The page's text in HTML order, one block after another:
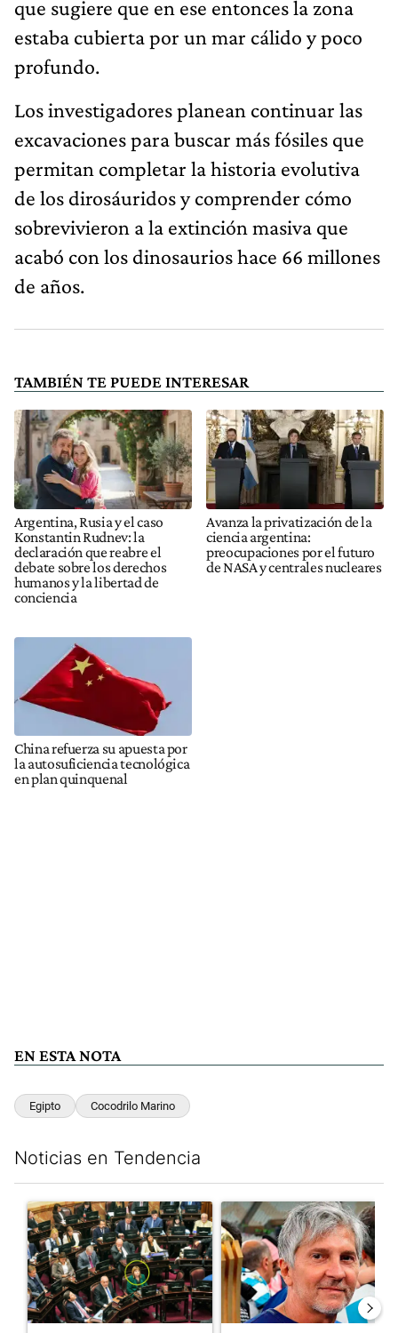
que sugiere que en ese entonces la zona
estaba cubierta por un mar cálido y poco
profundo.
Los investigadores planean continuar las
excavaciones para buscar más fósiles que
permitan completar la historia evolutiva
de los dirosáuridos y comprender cómo
sobrevivieron a la extinción masiva que
acabó con los dinosaurios hace 66 millones
de años.
TAMBIÉN TE PUEDE INTERESAR
Argentina, Rusia y el caso
Konstantin Rudnev: la
declaración que reabre el
debate sobre los derechos
humanos y la libertad de
conciencia
Avanza la privatización de la
ciencia argentina:
preocupaciones por el futuro
de NASA y centrales nucleares
China refuerza su apuesta por
la autosuficiencia tecnológica
en plan quinquenal
EN ESTA NOTA
Egipto Cocodrilo Marino
Noticias en Tendencia
Un artículo de tendencia con el título "La Rosada busca
Un artículo de tendencia con